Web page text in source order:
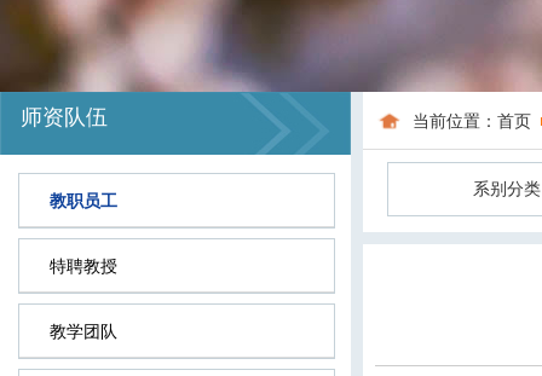
师资队伍
教职员工
特聘教授
教学团队
当前位置： 首页
系别分类